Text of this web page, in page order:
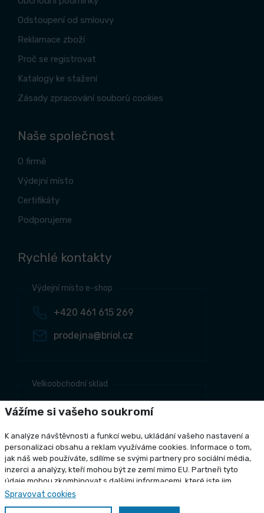
Odstoupení od smlouvy
Reklamace zboží
Proč se registrovat
Katalogy ke stažení
Zásady zpracování souborů cookies
Naše společnost
O firmě
Výdejní místo
Certifikáty
Podporujeme
Rychlé kontakty
Výdejní místo e-shop
+420 461 615 269
prodejna@briol.cz
Velkoobchodní sklad
+420 461 634 161
+420 461 634 381
odbyt@briol.cz
Copyright 2026 Briol s r.o., všechna práva vyhrazena
Grafický návrhKošnarDesign.cza realizaceCZECHGROUP.cz
Vážíme si vašeho soukromí
K analýze návštěvnosti a funkcí webu, ukládání vašeho nastavení a
personalizaci obsahu a reklam využíváme cookies. Informace o tom,
jak náš web používáte, sdílíme se svými partnery pro sociální média,
inzerci a analýzy, kteří mohou být ze zemí mimo EU. Partneři tyto
údaje mohou zkombinovat s dalšími informacemi, které jste jim
poskytli nebo které získali v důsledku toho, že používáte jejich služby.
Spravovat cookies